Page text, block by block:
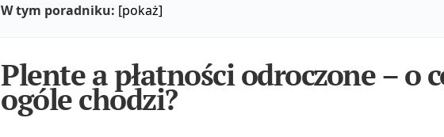
W tym poradniku: [pokaż]
Plente a płatności odroczone – o
ogóle chodzi?